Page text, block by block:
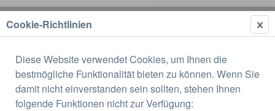
Gepäckträger
Cookie-Richtlinien
Diese Website verwendet Cookies, um Ihnen die
bestmögliche Funktionalität bieten zu können. Wenn Sie
damit nicht einverstanden sein sollten, stehen Ihnen
folgende Funktionen nicht zur Verfügung: